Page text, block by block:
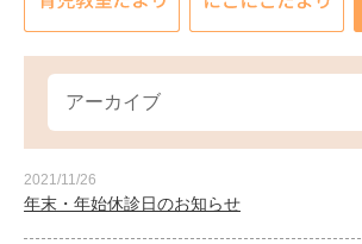
2021/11/26
年末・年始休診日のお知らせ